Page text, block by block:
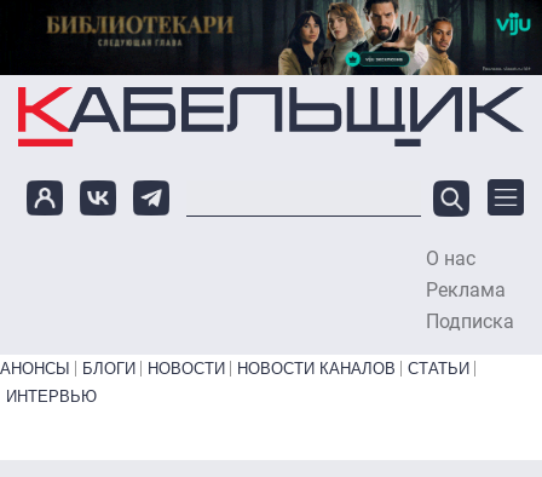
Перейти к основному содержанию
О нас
Реклама
Подписка
Primary links bottom
АНОНСЫ БЛОГИ НОВОСТИ НОВОСТИ КАНАЛОВ
СТАТЬИ
ИНТЕРВЬЮ